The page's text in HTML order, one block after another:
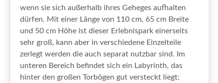
wenn sie sich außerhalb ihres Geheges aufhalten
dürfen. Mit einer Länge von 110 cm, 65 cm Breite
und 50 cm Höhe ist dieser Erlebnispark einerseits
sehr groß, kann aber in verschiedene Einzelteile
zerlegt werden die auch separat nutzbar sind. Im
unteren Bereich befindet sich ein Labyrinth, das
hinter den großen Torbögen gut versteckt liegt;